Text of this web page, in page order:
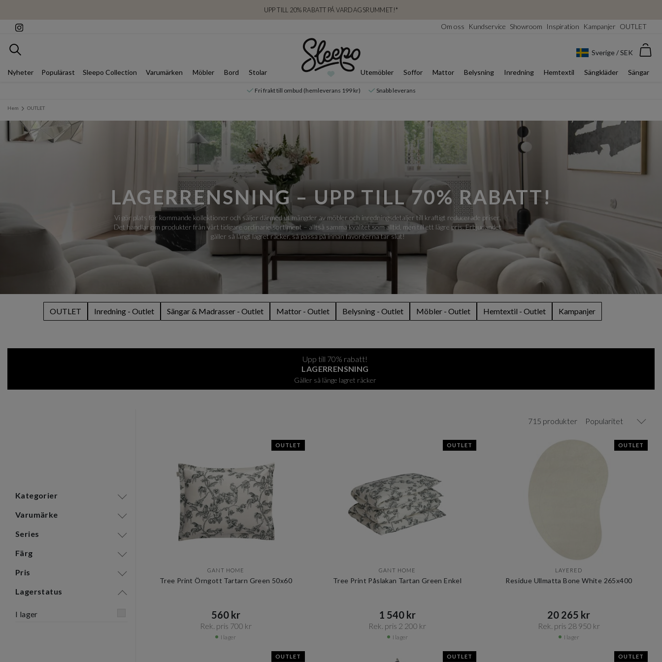
UPP TILL 20% RABATT PÅ VARDAGSRUMMET!*
Om oss Kundservice Showroom Inspiration Kampanjer OUTLET
Sök Sverige / SEK
Nyheter Populärast Sleepo Collection Varumärken Möbler Bord Stolar Utemöbler Soffor Mattor Belysning Inredning Hemtextil Sängkläder Sängar
Fri frakt till ombud (hemleverans 199 kr) Snabb leverans
Hem OUTLET
LAGERRENSNING – UPP TILL 70% RABATT!
Vi gör plats för kommande kollektioner och säljer därmed ut mängder av möbler och inredningsdetaljer till kraftigt reducerade priser.
Det handlar om produkter från vårt tidigare ordinarie sortiment – alltså samma kvalitet som alltid, men till ett lägre pris. Erbjudandet
gäller så långt lagret räcker, så passa på innan favoriterna tar slut!
OUTLET Inredning - Outlet Sängar & Madrasser - Outlet Mattor - Outlet Belysning - Outlet Möbler - Outlet Hemtextil - Outlet Kampanjer
Upp till 70% rabatt!
LAGERRENSNING
Gäller så länge lagret räcker
Kategorier
Varumärke
Series
Färg
Pris
Lagerstatus
I lager
715 produkter Popularitet
OUTLET
GANT HOME
Tree Print Örngott Tartarn Green 50x60
560 kr​​
Rek. pris 700 kr​​
I lager
OUTLET
GANT HOME
Tree Print Påslakan Tartan Green Enkel
1 540 kr​​
Rek. pris 2 200 kr​​
I lager
OUTLET
LAYERED
Residue Ullmatta Bone White 265x400
20 265 kr​​
Rek. pris 28 950 kr​​
I lager
OUTLET OUTLET OUTLET